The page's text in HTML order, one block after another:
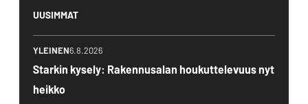
UUSIMMAT
YLEINEN6.8.2026
Starkin kysely: Rakennusalan houkuttelevuus nyt
heikko